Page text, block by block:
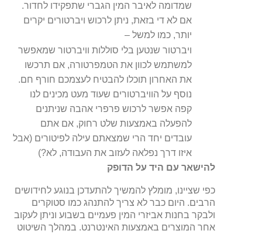
שמדומה לאיבר המין הגברי שתפקידו לחדור.
אם לא די בזאת, ניתן לרכוש ויברטורים יקרים
יותר, כמו למשל –
ויברטור שנטען בלי סוללות וויברטור שמאפשר
למשתמש לכוון את הטמפרטורה, אם תרכשו
את האחרון תוכלו להבטיח לעצמכם חורף חם.
נוסף על הוויברטורים שעוד מעט מכינים לנו
קפה אפשר לרכוש פרפרי אהבה שניתנים
להפעלה באמצעות שלט רחוק, אם אתם
עובדים יחד הרי שמצאתם עילה לפיטורים (אבל
איזו דרך נפלאה לעזוב את העבודה, לא?)
להישאר עם היד על הדופק
כפי שציינו, מומלץ להמשיך להתעדכן בנוגע לחידושים
הרבים. היום כבר לא צריך להתנהג כמו סטוקרים
ולבקר בחנות אביזרי המין פעמיים בשבוע וניתן לעקוב
אחר המוצרים באמצעות האינטרנט. במהלך השיטוט